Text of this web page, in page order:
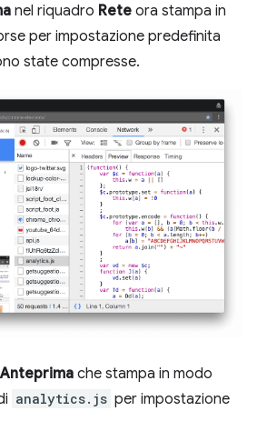
nel riquadro Rete ora stampa in
per impostazione predefinita
state compresse.
Anteprima che stampa in modo
analytics.js per impostazione